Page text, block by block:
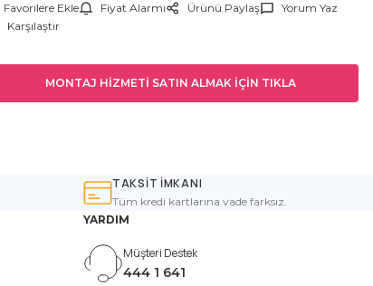
Fiyat Alarmı Ürünü Paylaş
Yorum Yaz
Karşılaştır
MONTAJ HİZMETİ SATIN ALMAK İÇİN TIKLA
TAKSİT İMKANI
Tüm kredi kartlarına vade farksız.
YARDIM
Müşteri Destek
444 1 641